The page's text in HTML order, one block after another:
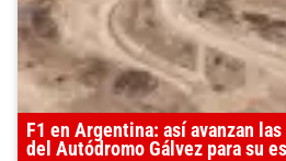
F1 en Argentina: así avanzan
del Autódromo Gálvez para su